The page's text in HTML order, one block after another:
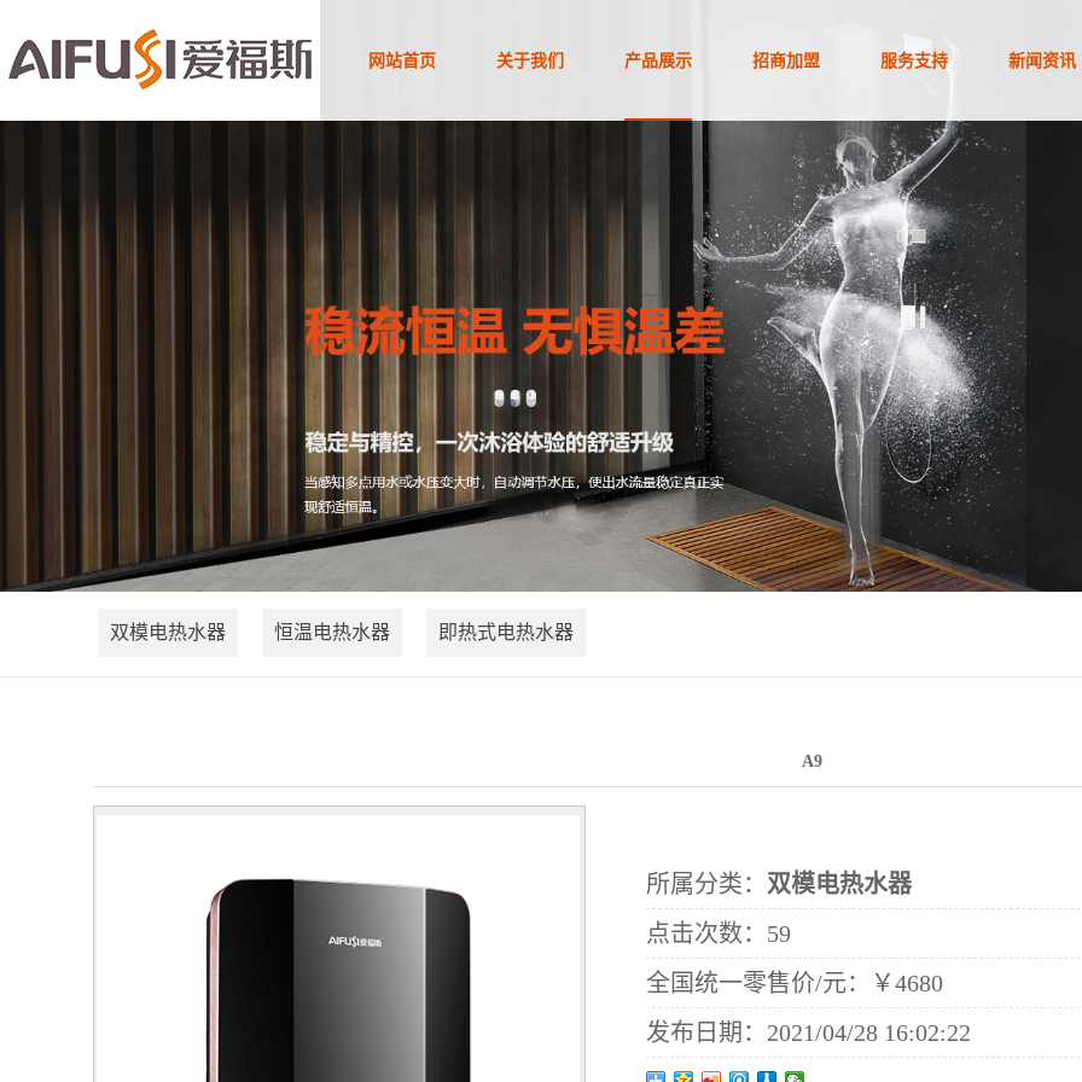
网站首页 关于我们 产品展示 招商加盟 服务支持 新闻资讯
双模电热水器 恒温电热水器 即热式电热水器
A9
所属分类： 双模电热水器
点击次数： 59
全国统一零售价/元：
￥4680
发布日期： 2021/04/28 16:02:22